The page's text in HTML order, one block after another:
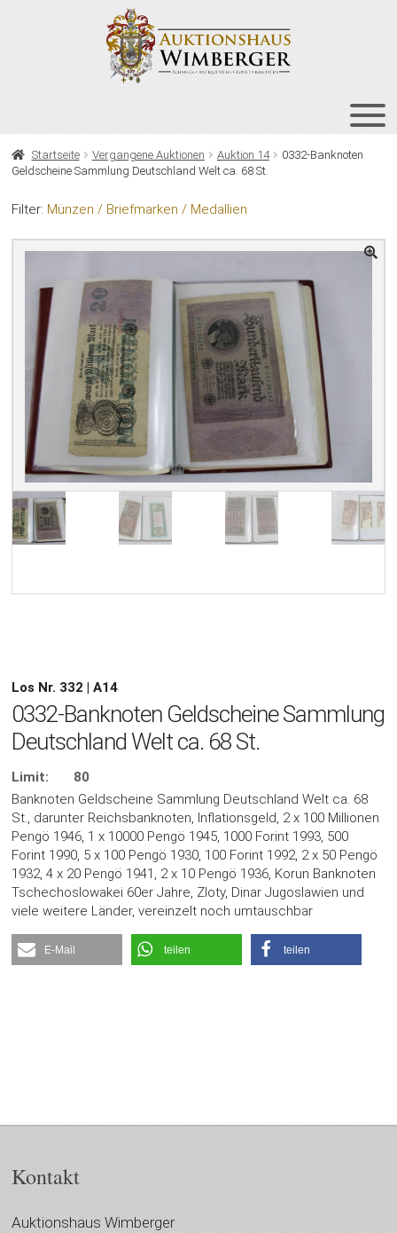
HOME
ÜBER UNS
KONTAKT
NEWSLETTER
Startseite Vergangene Auktionen Auktion 14
0332-Banknoten
Geldscheine Sammlung Deutschland Welt ca. 68 St.
Filter: Münzen / Briefmarken / Medallien
Los Nr. 332 | A14
0332-Banknoten Geldscheine Sammlung
Deutschland Welt ca. 68 St.
Limit:
80
Banknoten Geldscheine Sammlung Deutschland Welt ca. 68
St., darunter Reichsbanknoten, Inflationsgeld, 2 x 100 Millionen
Pengö 1946, 1 x 10000 Pengö 1945, 1000 Forint 1993, 500
Forint 1990, 5 x 100 Pengö 1930, 100 Forint 1992, 2 x 50 Pengö
1932, 4 x 20 Pengö 1941, 2 x 10 Pengö 1936, Korun Banknoten
Tschechoslowakei 60er Jahre, Zloty, Dinar Jugoslawien und
viele weitere Länder, vereinzelt noch umtauschbar
E-Mail teilen teilen
Kontakt
Auktionshaus Wimberger